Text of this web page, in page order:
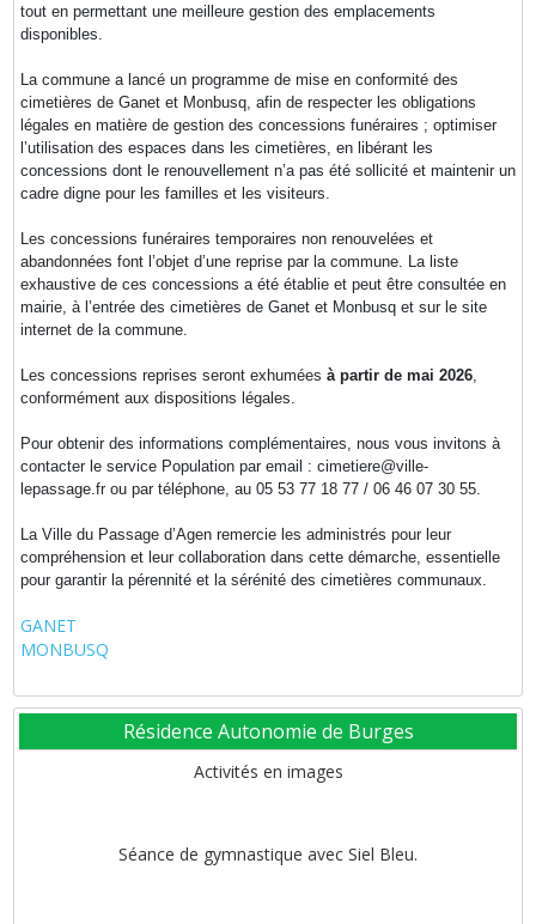
tout en permettant une meilleure gestion des emplacements
disponibles.
La commune a lancé un programme de mise en conformité des
cimetières de Ganet et Monbusq, afin de respecter les obligations
légales en matière de gestion des concessions funéraires ; optimiser
l’utilisation des espaces dans les cimetières, en libérant les
concessions dont le renouvellement n’a pas été sollicité et maintenir un
cadre digne pour les familles et les visiteurs.
Les concessions funéraires temporaires non renouvelées et
abandonnées font l’objet d’une reprise par la commune. La liste
exhaustive de ces concessions a été établie et peut être consultée en
mairie, à l’entrée des cimetières de Ganet et Monbusq et sur le site
internet de la commune.
Les concessions reprises seront exhumées à partir de mai 2026,
conformément aux dispositions légales.
Pour obtenir des informations complémentaires, nous vous invitons à
contacter le service Population par email : cimetiere@ville-
lepassage.fr ou par téléphone, au 05 53 77 18 77 / 06 46 07 30 55.
La Ville du Passage d’Agen remercie les administrés pour leur
compréhension et leur collaboration dans cette démarche, essentielle
pour garantir la pérennité et la sérénité des cimetières communaux.
GANET
MONBUSQ
Résidence Autonomie de Burges
Activités en images
Séance de gymnastique avec Siel Bleu.